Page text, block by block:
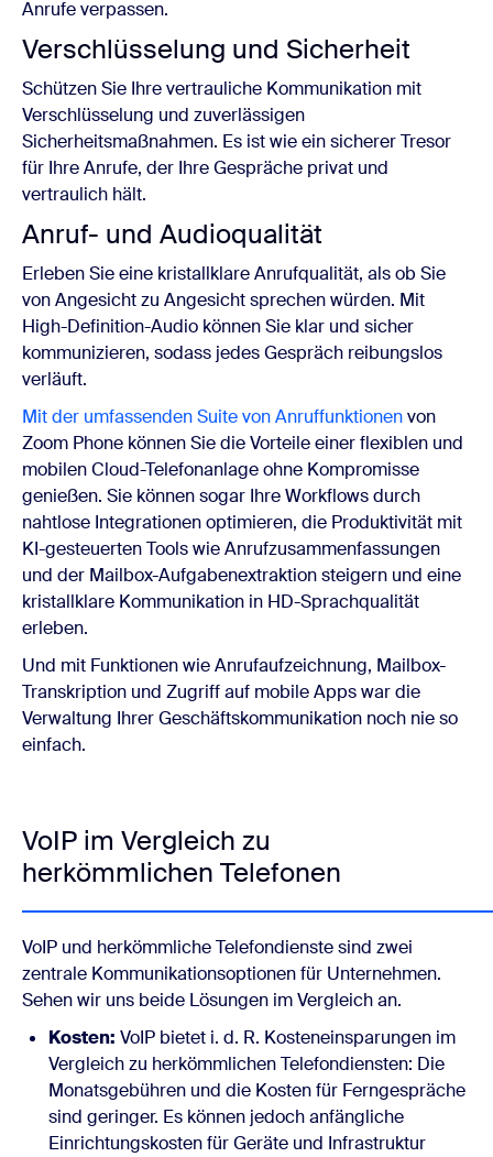
Anrufe verpassen.
Verschlüsselung und Sicherheit
Schützen Sie Ihre vertrauliche Kommunikation mit
Verschlüsselung und zuverlässigen
Sicherheitsmaßnahmen. Es ist wie ein sicherer Tresor
für Ihre Anrufe, der Ihre Gespräche privat und
vertraulich hält.
Anruf- und Audioqualität
Erleben Sie eine kristallklare Anrufqualität, als ob Sie
von Angesicht zu Angesicht sprechen würden. Mit
High-Definition-Audio können Sie klar und sicher
kommunizieren, sodass jedes Gespräch reibungslos
verläuft.
Mit der umfassenden Suite von Anruffunktionenvon
Zoom Phone können Sie die Vorteile einer flexiblen und
mobilen Cloud-Telefonanlage ohne Kompromisse
genießen. Sie können sogar Ihre Workflows durch
nahtlose Integrationen optimieren, die Produktivität mit
KI-gesteuerten Tools wie Anrufzusammenfassungen
und der Mailbox-Aufgabenextraktion steigern und eine
kristallklare Kommunikation in HD-Sprachqualität
erleben.
Und mit Funktionen wie Anrufaufzeichnung, Mailbox-
Transkription und Zugriff auf mobile Apps war die
Verwaltung Ihrer Geschäftskommunikation noch nie so
einfach.
VoIP im Vergleich zu
herkömmlichen Telefonen
VoIP und herkömmliche Telefondienste sind zwei
zentrale Kommunikationsoptionen für Unternehmen.
Sehen wir uns beide Lösungen im Vergleich an.
Kosten: VoIP bietet i. d. R. Kosteneinsparungen im
Vergleich zu herkömmlichen Telefondiensten: Die
Monatsgebühren und die Kosten für Ferngespräche
sind geringer. Es können jedoch anfängliche
Einrichtungskosten für Geräte und Infrastruktur